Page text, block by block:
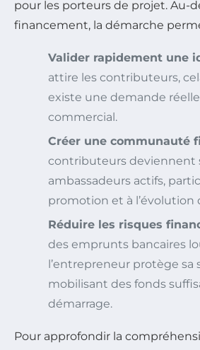
pour les porteurs de projet. Au-
financement, la démarche
Valider rapidement une
attire les contributeurs,
existe une demande
commercial.
Créer une communauté
contributeurs deviennent
ambassadeurs actifs,
promotion et à l’évolution
Réduire les risques
des emprunts bancaires
l’entrepreneur protège
mobilisant des fonds
démarrage.
Pour approfondir la